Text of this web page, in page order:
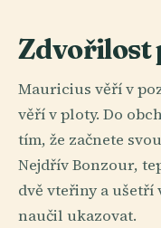
Zdvořilost
Mauricius věří v
věří v ploty. Do
tím, že začnete
Nejdřív Bonzour,
dvě vteřiny a ušetří
naučil ukazovat.